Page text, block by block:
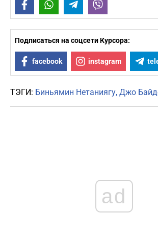
FacebookWhatsAppTelegram
Подписаться на соцсети Курсора:
facebook instagram
ТЭГИ: Биньямин Нетаниягу Джо
ad